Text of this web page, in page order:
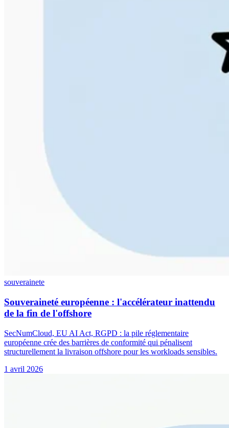
souverainete
Souveraineté européenne : l'accélérateur inattendu
de la fin de l'offshore
SecNumCloud, EU AI Act, RGPD : la pile réglementaire
européenne crée des barrières de conformité qui pénalisent
structurellement la livraison offshore pour les workloads sensibles.
1 avril 2026